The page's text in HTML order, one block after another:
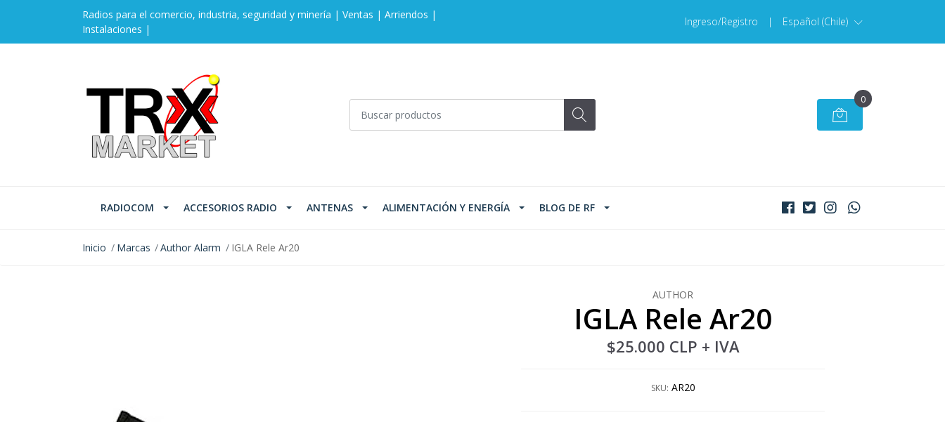
Radios para el comercio, industria, seguridad y minería | Ventas | Arriendos |
Instalaciones |
Ingreso/Registro | Español (Chile)
0
RADIOCOM ACCESORIOS RADIO ANTENAS ALIMENTACIÓN Y ENERGÍA BLOG DE RF
Inicio Marcas Author Alarm IGLA Rele Ar20
AUTHOR
IGLA Rele Ar20
$25.000 CLP + IVA
SKU: AR20